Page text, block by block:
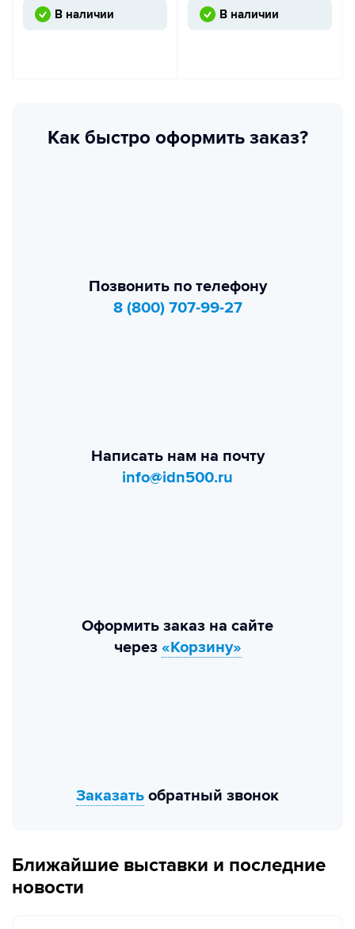
В наличии В наличии
Как быстро оформить заказ?
Позвонить по телефону
8 (800) 707-99-27
Написать нам на почту
info@idn500.ru
Оформить заказ на сайте
через «Корзину»
Заказать обратный звонок
Ближайшие выставки и последние
новости